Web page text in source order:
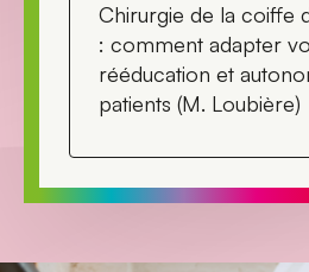
Chirurgie de la coiffe
: comment adapter
rééducation et
patients (M. Loubière)